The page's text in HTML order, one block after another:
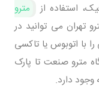
استفاده از
مترو
پس از سوار شدن خط 7 مترو تهران می توانید در
با اتوبوس یا تاکسی
مترو صنعت تا پارک